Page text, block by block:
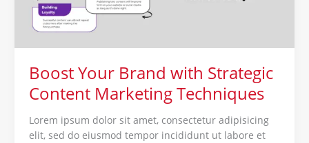
Boost Your Brand with Strategic
Content Marketing Techniques
Lorem ipsum dolor sit amet, consectetur adipisicing
elit, sed do eiusmod tempor incididunt ut labore et
Techniques